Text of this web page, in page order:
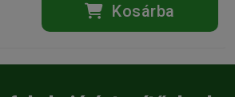
Kosárba